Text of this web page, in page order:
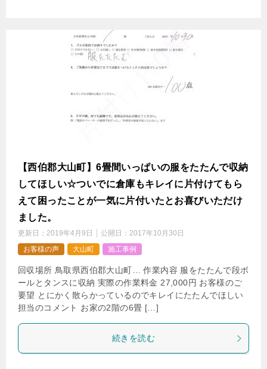
【西伯郡大山町】6畳間いっぱいの服をたたんで収納
してほしい☆ついでに倉庫もキレイに片付けてもら
えて困ったことが一気に片付いたとお喜びいただけ
ました。
更新日： 2019年4月9日 公開日： 2017年10月30日
お客様の声
大山町 施工事例
回収場所 鳥取県西伯郡大山町… 作業内容 服をたたんで段ボ
ールとタンスに収納 実際の作業料金 27,000円 お客様のご
要望 とにかく散らかっているのでキレイにたたんでほしい
担当のコメント お家の2階の6畳 […]
続きを読む